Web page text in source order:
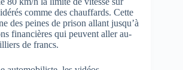
comme des chauffards. Cette
des peines de prison allant jusqu’à
financières qui peuvent aller au-
de francs.